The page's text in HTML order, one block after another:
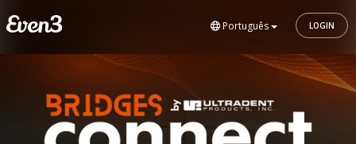
Português LOGIN